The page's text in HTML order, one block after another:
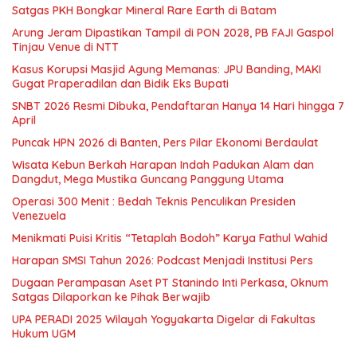
Arung Jeram Dipastikan Tampil di PON 2028, PB FAJI Gaspol
Tinjau Venue di NTT
Kasus Korupsi Masjid Agung Memanas: JPU Banding, MAKI
SNBT 2026 Resmi Dibuka, Pendaftaran Hanya 14 Hari hingga 7
April
Puncak HPN 2026 di Banten, Pers Pilar Ekonomi Berdaulat
Wisata Kebun Berkah Harapan Indah Padukan Alam dan
Dangdut, Mega Mustika Guncang Panggung Utama
Operasi 300 Menit : Bedah Teknis Penculikan Presiden
Menikmati Puisi Kritis “Tetaplah Bodoh” Karya Fathul Wahid
Dugaan Perampasan Aset PT Stanindo Inti Perkasa, Oknum
Satgas Dilaporkan ke Pihak Berwajib
UPA PERADI 2025 Wilayah Yogyakarta Digelar di Fakultas
Hukum UGM